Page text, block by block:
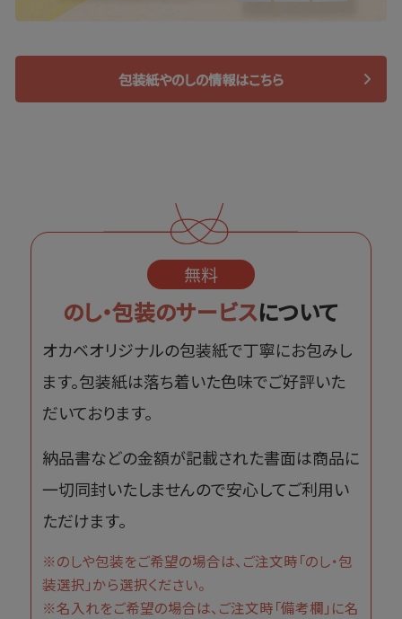
包装紙やのしの情報はこちら
無料
のし・包装のサービスについて
オカベオリジナルの包装紙で丁寧にお包みし
ます。包装紙は落ち着いた色味でご好評いた
だいております。
納品書などの金額が記載された書面は商品に
一切同封いたしませんので安心してご利用い
ただけます。
※のしや包装をご希望の場合は、ご注文時「のし・包
装選択」から選択ください。
※名入れをご希望の場合は、ご注文時「備考欄」に名